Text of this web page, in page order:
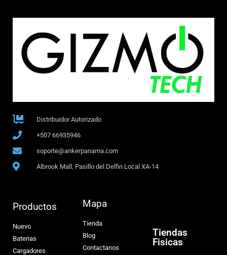
Distribuidor Autorizado
+507 66935946
soporte@ankerpanama.com
Albrook Mall, Pasillo del Delfin Local XA-14
Productos
Nuevo
Baterias
Cargadores
Mapa
Tienda
Blog
Contactanos
Tiendas
Fisicas